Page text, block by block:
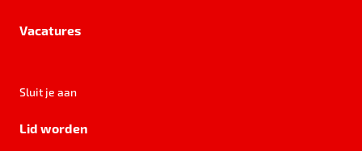
Vacatures
Sluit je aan
Lid worden